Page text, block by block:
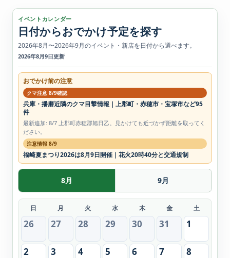
イベントカレンダー
日付からおでかけ予定を探す
2026年8月〜2026年9月のイベント・新店を日付から選べます。
2026年8月9日更新
おでかけ前の注意
クマ注意 8/9確認
兵庫・播磨近隣のクマ目撃情報｜上郡町・赤穂市・宝塚市など95
件
最新追加: 8/7 上郡町赤穂郡旭日乙。見かけても近づかず距離を取ってく
ださい。
注意情報 8/9
福崎夏まつり2026は8月9日開催｜花火20時40分と交通規制
8月 9月
日 月 火 水 木 金 土
26 27 28 29 30 31 1
2 3 4 5 6 7 8